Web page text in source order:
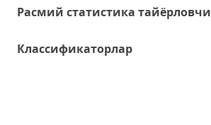
Расмий статистика тайёрловчи
Классификаторлар